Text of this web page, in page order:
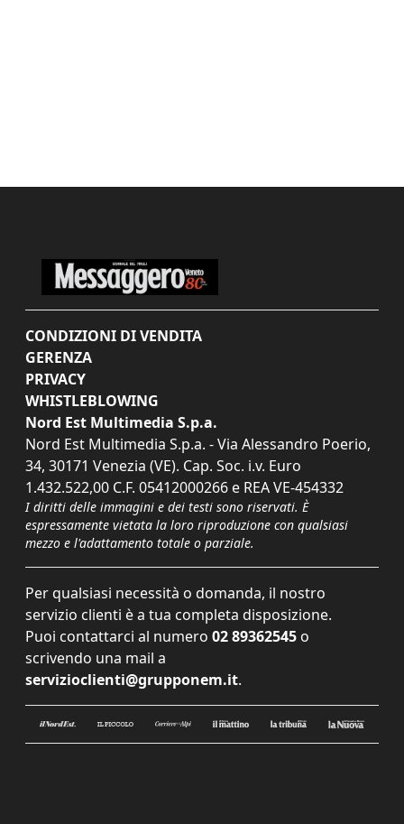
CONDIZIONI DI VENDITA
GERENZA
PRIVACY
WHISTLEBLOWING
Nord Est Multimedia S.p.a.
Nord Est Multimedia S.p.a. - Via Alessandro Poerio,
34, 30171 Venezia (VE). Cap. Soc. i.v. Euro
1.432.522,00 C.F. 05412000266 e REA VE-454332
I diritti delle immagini e dei testi sono riservati. È
espressamente vietata la loro riproduzione con qualsiasi
mezzo e l'adattamento totale o parziale.
Per qualsiasi necessità o domanda, il nostro
servizio clienti è a tua completa disposizione.
Puoi contattarci al numero 02 89362545 o
scrivendo una mail a
servizioclienti@grupponem.it.